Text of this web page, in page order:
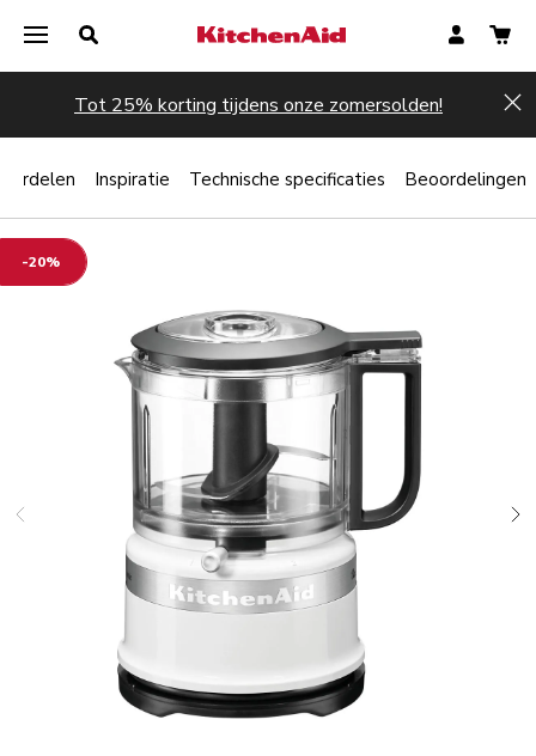
Tot 25% korting tijdens onze zomersolden!
-20%
Inspiratie Technische specificaties Beoordelingen